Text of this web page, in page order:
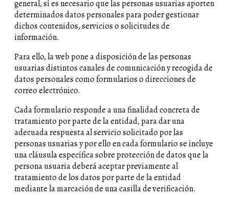
general, sí es necesario que las personas usuarias aporten
determinados datos personales para poder gestionar
dichos contenidos, servicios o solicitudes de
información.
Para ello, la web pone a disposición de las personas
usuarias distintos canales de comunicación y recogida de
datos personales como formularios o direcciones de
correo electrónico.
Cada formulario responde a una finalidad concreta de
tratamiento por parte de la entidad, para dar una
adecuada respuesta al servicio solicitado por las
personas usuarias y por ello en cada formulario se incluye
una cláusula específica sobre protección de datos que la
persona usuaria deberá aceptar previamente al
tratamiento de los datos por parte de la entidad
mediante la marcación de una casilla de verificación.